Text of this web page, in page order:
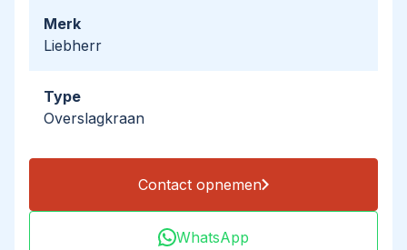
Merk
Liebherr
Type
Overslagkraan
Contact opnemen
WhatsApp